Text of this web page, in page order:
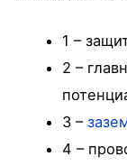
1 –
2 –
3 –
4 –